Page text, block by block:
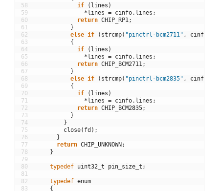
58
59
60
61
62
63
64
65
66
67
68
69
70
71
72
73
74
75
76
77
78
79
80
81
82
83
if
( lines )
* lines = cinfo. lines ;
return CHIP_RP1;
}
else if ( strcmp( "pinctrl-bcm2711" , cinfo
{
if
( lines )
* lines = cinfo. lines ;
return CHIP_BCM2711;
}
else if ( strcmp( "pinctrl-bcm2835" , cinfo
{
if
( lines )
* lines = cinfo. lines ;
return CHIP_BCM2835;
}
}
close( fd ) ;
}
return CHIP_UNKNOWN ;
}
typedef uint32 t pin_size_t ;
typedef enum
{